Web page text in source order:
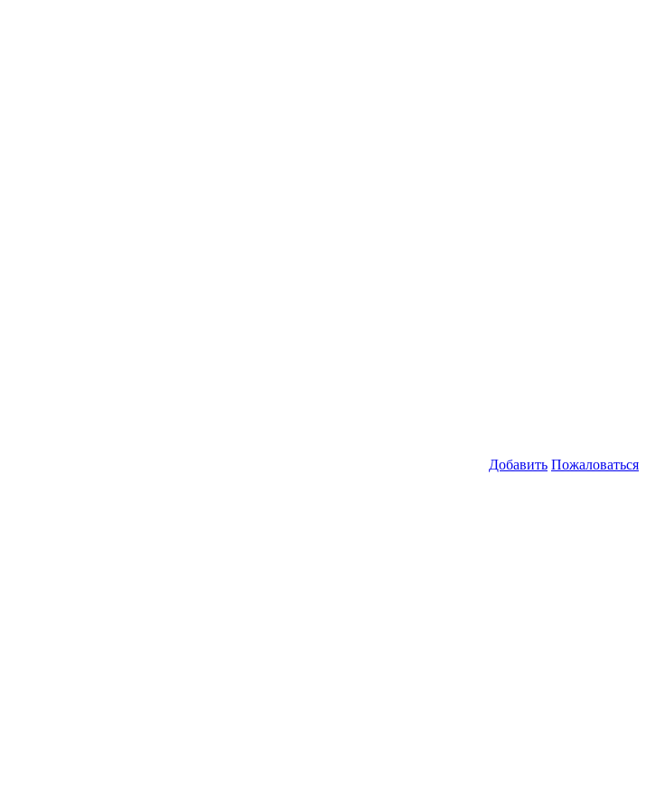
Добавить Пожаловаться